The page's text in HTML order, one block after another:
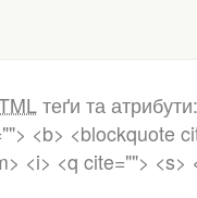
теґи та
<b> <blockquote
<i> <q cite=""> <s>